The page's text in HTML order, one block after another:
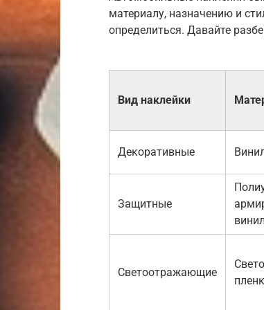
материалу, назначению и
определиться. Давайте
Вид наклейки
Декоративные
Защитные
винил
Светоотражающие